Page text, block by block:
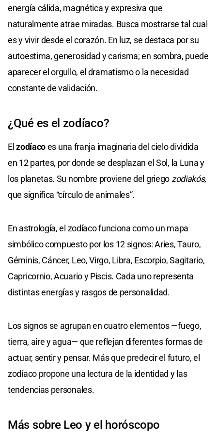
energía cálida, magnética y expresiva que
naturalmente atrae miradas. Busca mostrarse tal cual
es y vivir desde el corazón. En luz, se destaca por su
autoestima, generosidad y carisma; en sombra, puede
aparecer el orgullo, el dramatismo o la necesidad
constante de validación.
¿Qué es el zodíaco?
Elzodíacoes una franja imaginaria del cielo dividida
en 12 partes, por donde se desplazan el Sol, la Luna y
los planetas. Su nombre proviene del griego zodiakós,
que significa “círculo de animales”.
En astrología, el zodíaco funciona como un mapa
simbólico compuesto por los 12 signos: Aries, Tauro,
Géminis, Cáncer, Leo, Virgo, Libra, Escorpio, Sagitario,
Capricornio, Acuario y Piscis. Cada uno representa
distintas energías y rasgos de personalidad.
Los signos se agrupan en cuatro elementos —fuego,
tierra, aire y agua— que reflejan diferentes formas de
actuar, sentir y pensar. Más que predecir el futuro, el
zodíaco propone una lectura de la identidad y las
tendencias personales.
Más sobre Leo y el horóscopo